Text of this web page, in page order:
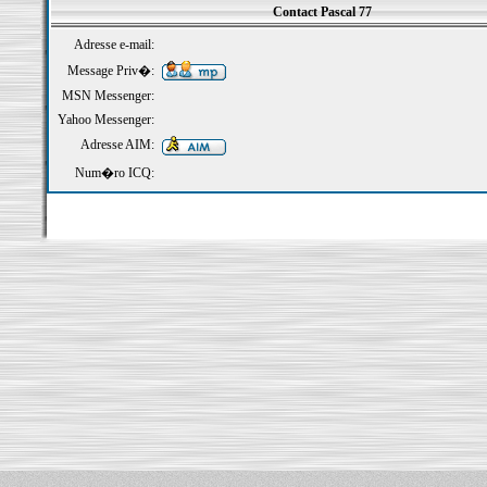
Contact Pascal 77
Adresse e-mail:
Message Priv�:
MSN Messenger:
Yahoo Messenger:
Adresse AIM:
Num�ro ICQ: